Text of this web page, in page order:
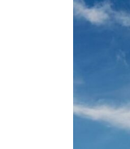
الإماراتي الهندي:
والاستثمارية بين